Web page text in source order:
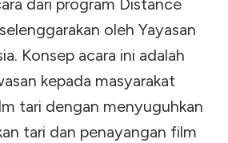
dari program Distance
oleh Yayasan
Konsep acara ini adalah
kepada masyarakat
tari dengan menyuguhkan
tari dan penayangan film